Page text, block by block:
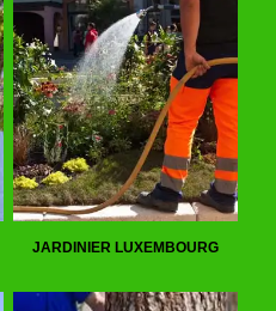
JARDINIER LUXEMBOURG